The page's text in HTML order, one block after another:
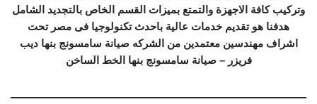
وتركيب كافة الاجهزة والتمتع بميزات القسم الخاص بالتجديد الشامل
هدفنا هو تقديم خدمات عالية باحدث تكنولوجيا فى مصر تحت
اشراف مهندسين معتمدين من الشركه صيانة سامسونج بنها ديب
فريزر – صيانة سامسونج بنها الخط الساخن